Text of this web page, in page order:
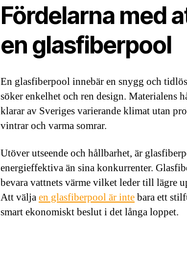
Fördelarna med
en glasfiberpool
En glasfiberpool innebär en snygg och
söker enkelhet och ren design. Materialens
klarar av Sveriges varierande klimat utan
vintrar och varma somrar.
Utöver utseende och hållbarhet, är
energieffektiva än sina konkurrenter.
bevara vattnets värme vilket leder till lägre
Att väljaen glasfiberpool är intebara ett
smart ekonomiskt beslut i det långa loppet.